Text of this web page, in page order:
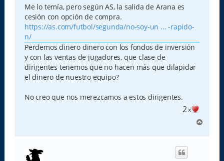
s
a
j
e
Me lo temía, pero según AS, la salida de Arana es
cesión con opción de compra.
https://as.com/futbol/segunda/no-soy-un ... -rapido-
n/
Perdemos dinero dinero con los fondos de inversión
y con las ventas de jugadores, que clase de
dirigentes tenemos que no hacen más que dilapidar
el dinero de nuestro equipo?
No creo que nos merezcamos a estos dirigentes.
2x
r